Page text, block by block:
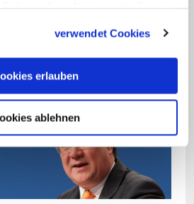
verwendet Cookies
erlauben
ablehnen
Beatrix